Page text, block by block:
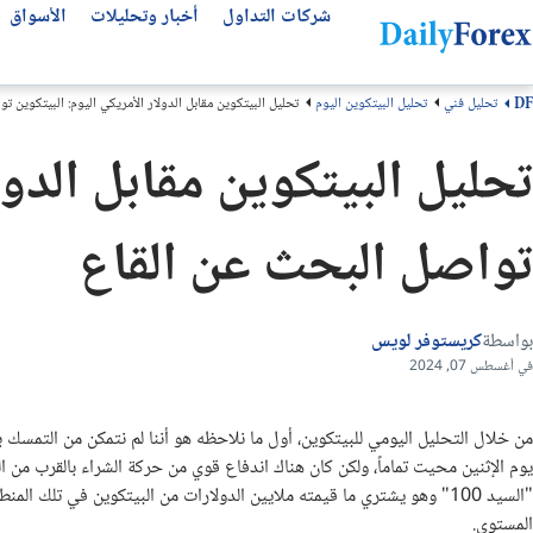
شركات التداول
انواع شركات التداول
أفضل شركات الفوركس
منصات التداول
مقارنة شركات التداول
بونص الفوركس
شركات تداول الذهب
أخبار وتحليلات
التحليل الفني
توقعات الفوركس الأسبوعية
توقعات الذهب
عملات الفوركس
الأسواق
سوق الأسهم اليوم
سهم لوسيد LCID
سهم مصرف الراجحي
سهم انفيديا NVDA
سهم تسلا TSLA
سهم ارامكو
أفضل قنوات التلجرام
كتب تداول مجانية
من نحن
كيف نكسب المال
لماذا تثق بنا؟
منهجيتنا
سياسة التحرير
اتصل بنا
الشروط والأحكام
DF تحليل فني تحليل البيتكوين اليوم تحليل البيتكوين مقابل الدولار الأمريكي اليوم:
تحليل البيتكوين مقابل
تواصل البحث عن القاع
بواسطةكريستوفر لويس
في أغسطس 07, 2024
من خلال التحليل اليومي للبيتكوين، أول ما نلاحظه هو أننا لم نتمكن من
"السيد 100" وهو يشتري ما قيمته ملايين الدولارات من البيتكوين في
المستوى.